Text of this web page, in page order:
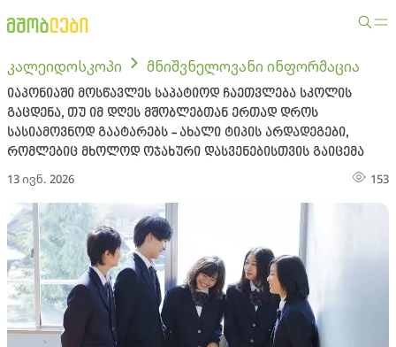
კალეიდოსკოპი მნიშვნელოვანი ინფორმაცია
იაპონიაში მოსწავლეს საპატიოდ ჩაეთვლება სკოლის
გაცდენა, თუ იმ დღეს მშობლებთან ერთად დროს
სასიამოვნოდ გაატარებს - ახალი ტიპის არდადეგები,
რომლებიც მხოლოდ ოჯახური დასვენებისთვის გაიცემა
13 ივნ. 2026 153